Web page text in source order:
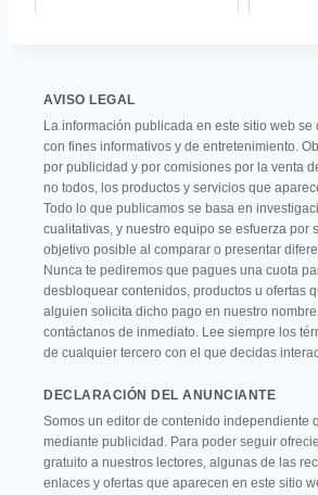
AVISO LEGAL
La información publicada en este sitio web se
con fines informativos y de entretenimiento.
por publicidad y por comisiones por la venta
no todos, los productos y servicios que
Todo lo que publicamos se basa en
cualitativas, y nuestro equipo se esfuerza por
objetivo posible al comparar o presentar
Nunca te pediremos que pagues una cuota
desbloquear contenidos, productos u ofertas
alguien solicita dicho pago en nuestro
contáctanos de inmediato. Lee siempre los
de cualquier tercero con el que decidas
DECLARACIÓN DEL ANUNCIANTE
Somos un editor de contenido independiente
mediante publicidad. Para poder seguir
gratuito a nuestros lectores, algunas de las
enlaces y ofertas que aparecen en este sitio